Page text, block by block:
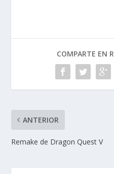
COMPARTE EN
ANTERIOR
Remake de Dragon Quest V